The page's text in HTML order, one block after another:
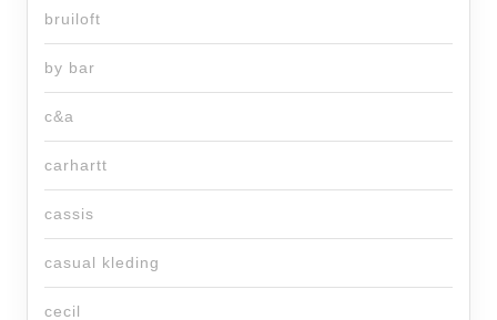
bruiloft
by bar
c&a
carhartt
cassis
casual kleding
cecil